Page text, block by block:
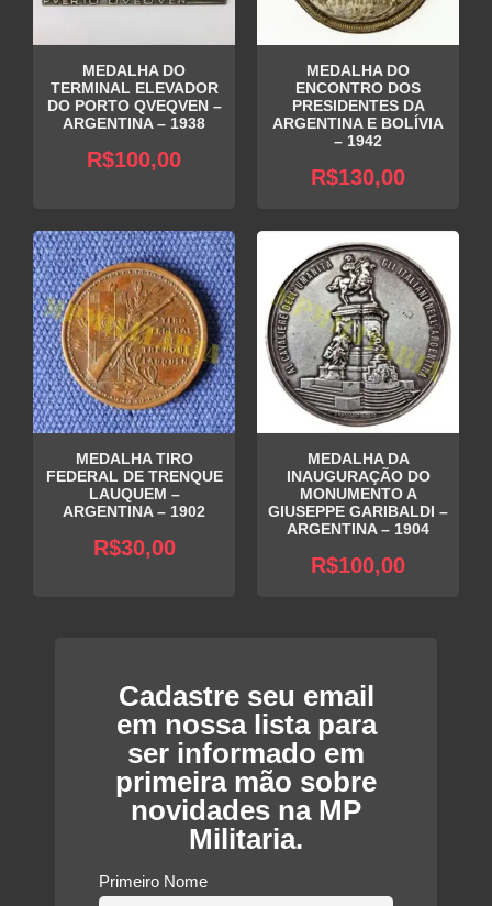
MEDALHA DO
TERMINAL ELEVADOR
DO PORTO QVEQVEN –
ARGENTINA – 1938
R$100,00
MEDALHA DO
ENCONTRO DOS
PRESIDENTES DA
ARGENTINA E BOLÍVIA
– 1942
R$130,00
MEDALHA TIRO
FEDERAL DE TRENQUE
LAUQUEM –
ARGENTINA – 1902
R$30,00
MEDALHA DA
INAUGURAÇÃO DO
MONUMENTO A
GIUSEPPE GARIBALDI –
ARGENTINA – 1904
R$100,00
Cadastre seu email
em nossa lista para
ser informado em
primeira mão sobre
novidades na MP
Militaria.
Primeiro Nome